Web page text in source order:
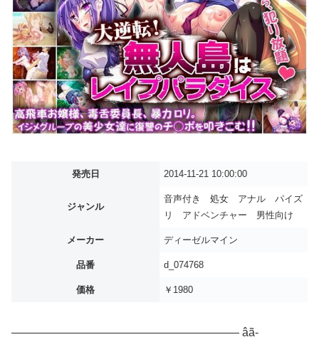
発売日 2014-11-21 10:00:00
ジャンル
音声付き 処女 アナル パイズ
リ アドベンチャー 男性向け
メーカー ディーゼルマイン
品番 d_074768
価格 ￥1980
———————————————————— âã­